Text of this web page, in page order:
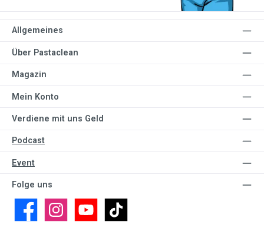
Allgemeines
Über Pastaclean
Magazin
Mein Konto
Verdiene mit uns Geld
Podcast
Event
Folge uns
FacebookInstagramYouTubeTikTok